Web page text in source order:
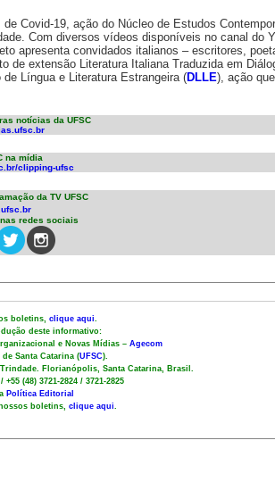
Covid-19, ação do Núcleo de Estudos
Com diversos vídeos disponíveis no canal do
apresenta convidados italianos – escritores,
de extensão Literatura Italiana Traduzida em
Língua e Literatura Estrangeira (DLLE), ação
notícias da UFSC
na mídia
clipping-ufsc
da TV UFSC
redes sociais
boletins, clique aqui.
deste informativo:
e Novas Mídias – Agecom
Santa Catarina (UFSC).
Florianópolis, Santa Catarina, Brasil.
+55 (48) 3721-2824 / 3721-2825
Política Editorial
boletins, clique aqui.